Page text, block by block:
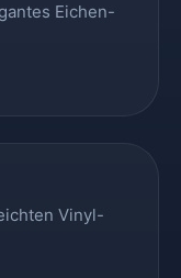
Eichen-
Vinyl-